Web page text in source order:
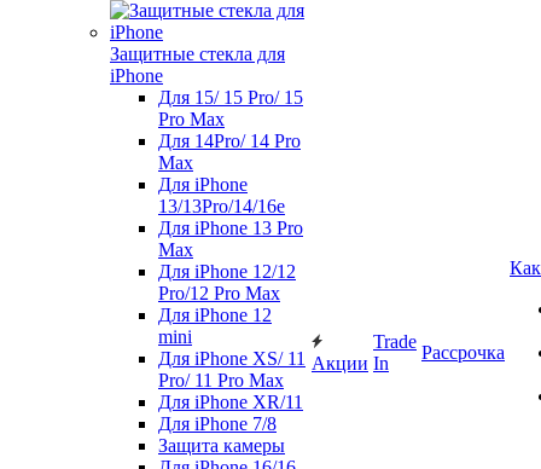
Защитные стекла для
iPhone
Для 15/ 15 Pro/ 15
Pro Max
Для 14Pro/ 14 Pro
Max
Для iPhone
13/13Pro/14/16e
Для iPhone 13 Pro
Max
Для iPhone 12/12
Pro/12 Pro Max
Для iPhone 12
mini
Для iPhone XS/ 11
Pro/ 11 Pro Max
Для iPhone XR/11
Для iPhone 7/8
Защита камеры
Акции
Trade
In
Рассрочка